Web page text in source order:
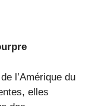
l’Amérique du
elles